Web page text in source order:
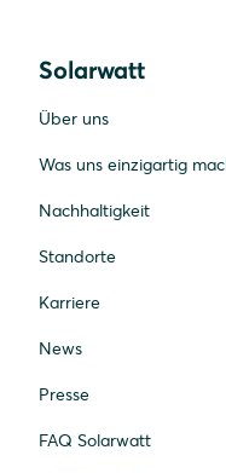
bestehenden
Solarwatt
Über uns
Was uns einzigartig
Nachhaltigkeit
Standorte
Karriere
News
Presse
FAQ Solarwatt